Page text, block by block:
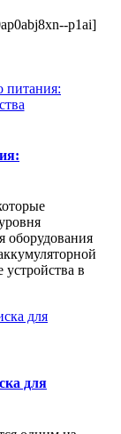
p1ai]
оборудования
в
для